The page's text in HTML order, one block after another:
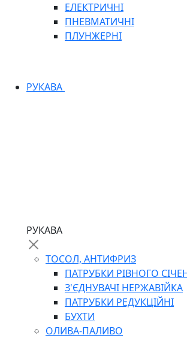
ЕЛЕКТРИЧНІ
ПНЕВМАТИЧНІ
ПЛУНЖЕРНІ
РУКАВА
РУКАВА
ТОСОЛ, АНТИФРИЗ
ПАТРУБКИ РІВНОГО
З'ЄДНУВАЧІ НЕРЖАВІЙКА
ПАТРУБКИ РЕДУКЦІЙНІ
БУХТИ
ОЛИВА-ПАЛИВО